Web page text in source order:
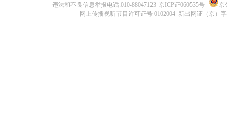
违法和不良信息举报电话:010-88047123 京ICP证060535号
京
网上传播视听节目许可证号 0102004 新出网证（京）